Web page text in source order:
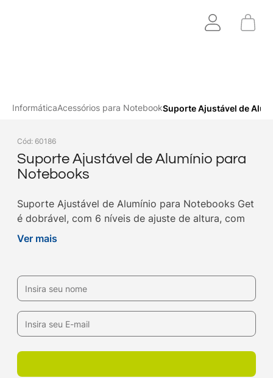
InformáticaAcessórios para NotebookSuporte Ajustável de
Cód: 60186
Suporte Ajustável de Alumínio para
Notebooks
Suporte Ajustável de Alumínio para Notebooks Get
é dobrável, com 6 níveis de ajuste de altura, com
base em borracha antiderrapante. Compre na Get!
Ver mais